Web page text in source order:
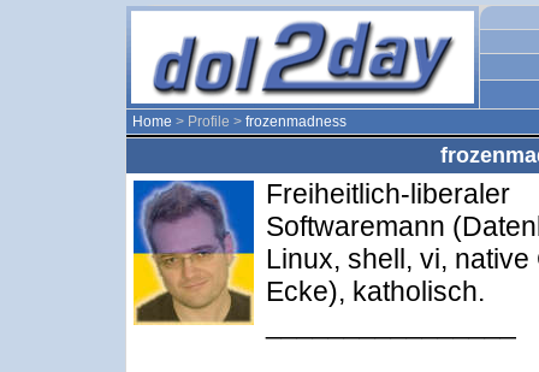
Home > Profile > frozenmadness
Freiheitlich-liberaler
Softwaremann
Linux, shell, vi, native
Ecke), katholisch.